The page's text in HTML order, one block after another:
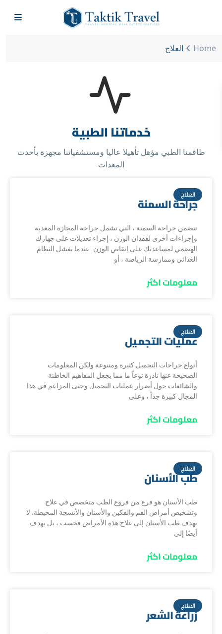
Home العلاج
خدماتنا الطبية
طاقمنا الطبي مؤهل تأهيلا عاليا ومستشفياتنا مجهزة بأحدث
المعدات
العلاج
جراحة السمنة
تتضمن جراحة السمنة ، التي تشمل جراحة المجازة المعدية
وإجراءات أخرى لفقدان الوزن ، إجراء تعديلات على جهازك
الهضمي لمساعدتك على إنقاص الوزن. عندما يفشل النظام
الغذائي وممارسة الرياضة ، أو
معلومات اكثر
العلاج
عمليات التجميل
أنواع جراحات التجميل كثيرة ومتنوعة ولكن المعلومات
الصحيحة عنها نادرة نوعاً ما مما يجعل المفاهيم الخاطئة
والشائعات حول أضرار عمليات التجميل وحتى المزاعم في هذا
المجال كبيرة جداً ، وعلى
معلومات اكثر
العلاج
طب الأسنان
طب الأسنان هو فرع من فروع الطب متخصص في علاج
وتشخيص أمراض الفم والفكين والأسنان والأنسجة المحيطة. لا
يهدف طب الأسنان إلى علاج هذه الأمراض فحسب ، بل يهدف
أيضًا إلى
معلومات اكثر
العلاج
زراعة الشعر